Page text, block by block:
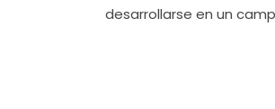
desarrollarse en un